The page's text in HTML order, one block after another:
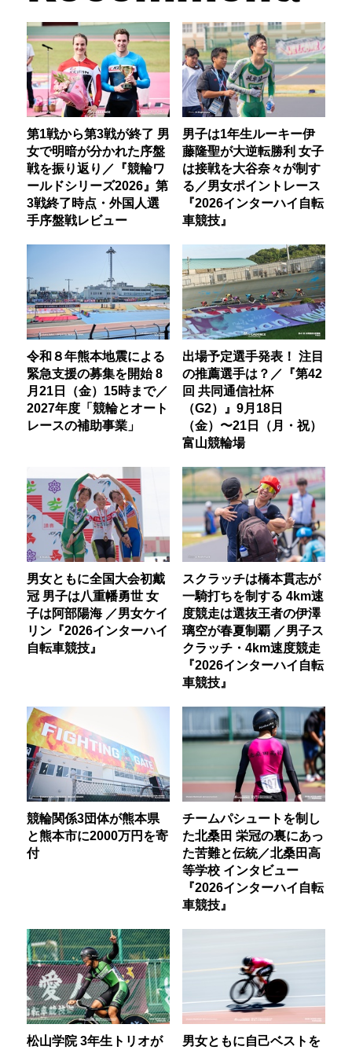
第1戦から第3戦が終了 男
女で明暗が分かれた序盤
戦を振り返り／『競輪ワ
ールドシリーズ2026』第
3戦終了時点・外国人選
手序盤戦レビュー
男子は1年生ルーキー伊
藤隆聖が大逆転勝利 女子
は接戦を大谷奈々が制す
る／男女ポイントレース
『2026インターハイ自転
車競技』
令和８年熊本地震による
緊急支援の募集を開始 8
月21日（金）15時まで／
2027年度「競輪とオート
レースの補助事業」
出場予定選手発表！ 注目
の推薦選手は？／『第42
回 共同通信社杯
（G2）』9月18日
（金）〜21日（月・祝）
富山競輪場
男女ともに全国大会初戴
冠 男子は八重幡勇世 女
子は阿部陽海 ／男女ケイ
リン『2026インターハイ
自転車競技』
スクラッチは橋本貫志が
一騎打ちを制する 4km速
度競走は選抜王者の伊澤
璃空が春夏制覇 ／男子ス
クラッチ・4km速度競走
『2026インターハイ自転
車競技』
競輪関係3団体が熊本県
と熊本市に2000万円を寄
付
チームパシュートを制し
た北桑田 栄冠の裏にあっ
た苦難と伝統／北桑田高
等学校 インタビュー
『2026インターハイ自転
車競技』
松山学院 3年生トリオが
男女ともに自己ベストを